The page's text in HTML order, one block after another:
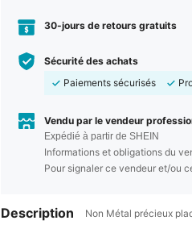
30-jours de retours gratuits
Sécurité des achats
Paiements sécurisés
Vendu par le vendeur
Expédié à partir de SHEIN
Informations et obligations du
Pour signaler ce vendeur et/ou
Description Non Métal précieux